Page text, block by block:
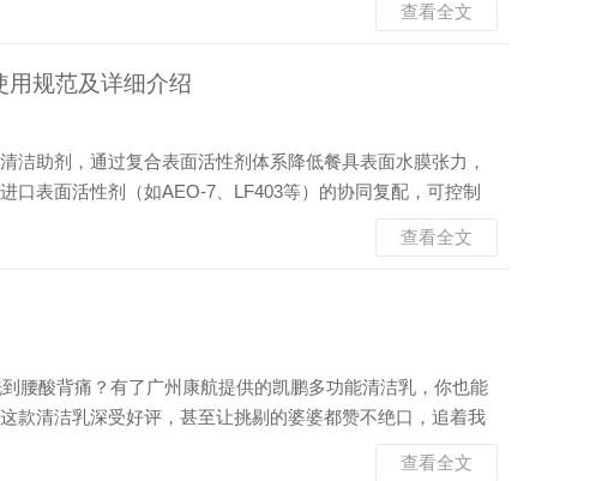
其对车内真皮、仿皮、塑料件及改装贴膜需谨慎测试。 ‌车...
查看全文
用规范及详细介绍
洁助剂，通过复合表面活性剂体系降低餐具表面水膜张力，
口表面活性剂（如AEO-7、LF403等）的协同复配，可控制
等级达I-II级，符合商用洗碗机低干扰运行要求。 康...
查看全文
腰酸背痛？有了广州康航提供的凯鹏多功能清洁乳，你也能
款清洁乳深受好评，甚至让挑剔的婆婆都赞不绝口，追着我
查看全文